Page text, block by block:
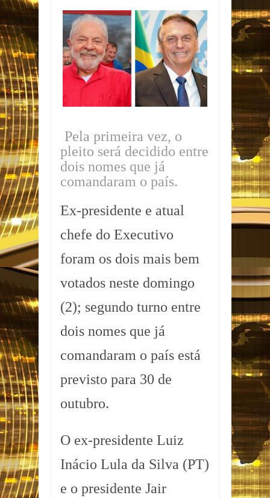
Pela primeira vez, o
pleito será decidido entre
dois nomes que já
comandaram o país.
Ex-presidente e atual
chefe do Executivo
foram os dois mais bem
votados neste domingo
(2); segundo turno entre
dois nomes que já
comandaram o país está
previsto para 30 de
outubro.
O ex-presidente Luiz
Inácio Lula da Silva (PT)
e o presidente Jair